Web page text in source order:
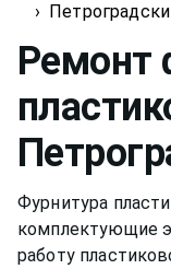
›
Ремонт
Фурнитура
комплектующие
работу